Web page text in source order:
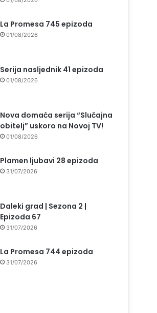
La Promesa 745 epizoda
01/08/2026
Serija nasljednik 41 epizoda
01/08/2026
Nova domaća serija “Slučajna
obitelj” uskoro na Novoj TV!
01/08/2026
Plamen ljubavi 28 epizoda
31/07/2026
Daleki grad | Sezona 2 |
Epizoda 67
31/07/2026
La Promesa 744 epizoda
31/07/2026